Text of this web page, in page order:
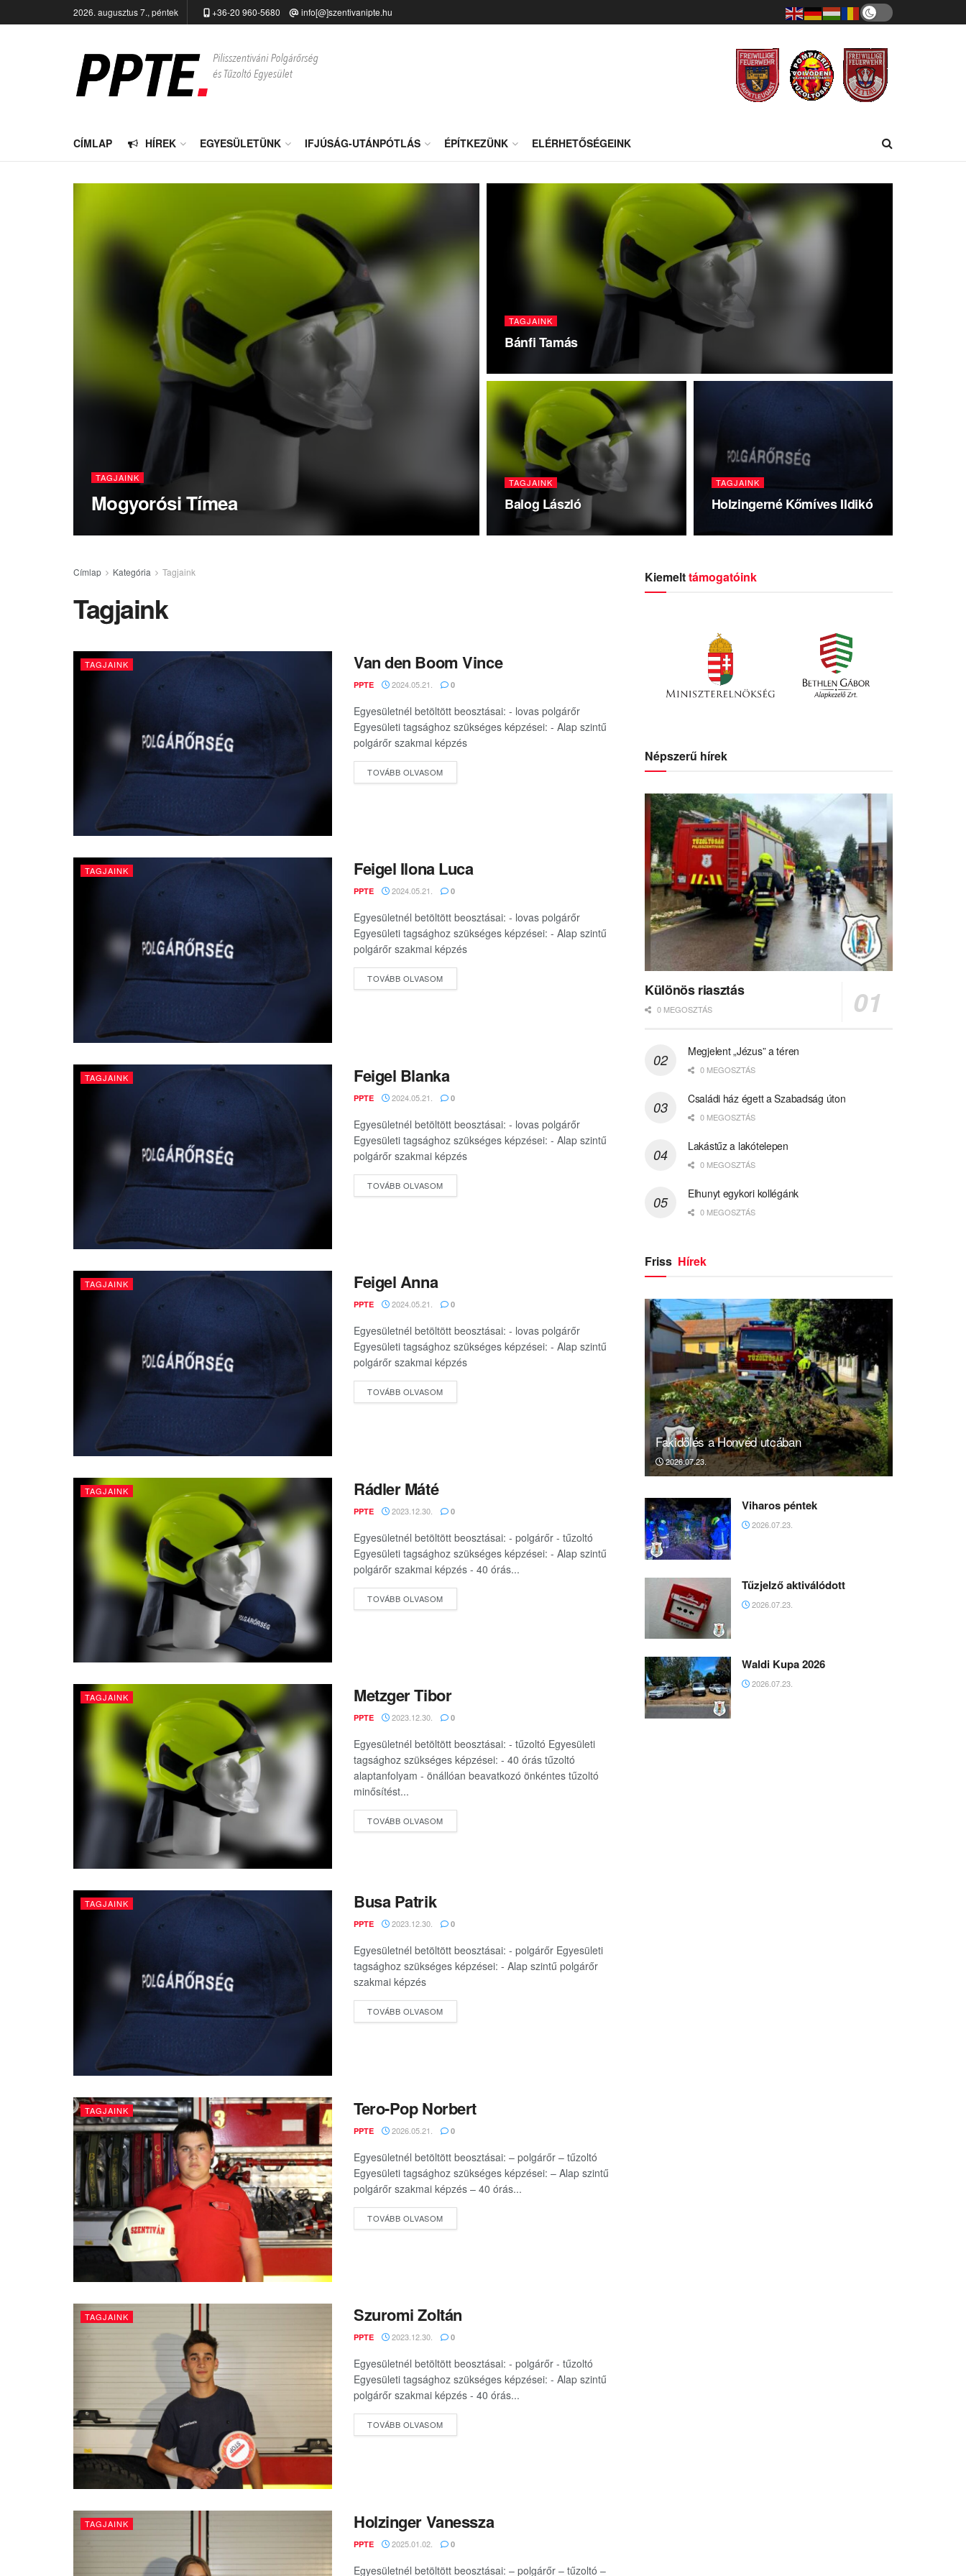
2026. augusztus 7., péntek +36-20 960-5680 info[@]szentivanipte.hu
CÍMLAP HÍREK EGYESÜLETÜNK IFJÚSÁG-UTÁNPÓTLÁS ÉPÍTKEZÜNK ELÉRHETŐSÉGEINK
TAGJAINK
Mogyorósi Tímea
TAGJAINK
Bánfi Tamás
TAGJAINK
Balog László
TAGJAINK
Holzingerné Kőmíves Ildikó
Címlap Kategória Tagjaink
Tagjaink
TAGJAINK Van den Boom Vince
PPTE 2024.05.21. 0
Egyesületnél betöltött beosztásai: - lovas polgárőr
Egyesületi tagsághoz szükséges képzései: - Alap szintű
polgárőr szakmai képzés
TOVÁBB OLVASOMDETAILS
TAGJAINK Feigel Ilona Luca
PPTE 2024.05.21. 0
Egyesületnél betöltött beosztásai: - lovas polgárőr
Egyesületi tagsághoz szükséges képzései: - Alap szintű
polgárőr szakmai képzés
TOVÁBB OLVASOMDETAILS
TAGJAINK Feigel Blanka
PPTE 2024.05.21. 0
Egyesületnél betöltött beosztásai: - lovas polgárőr
Egyesületi tagsághoz szükséges képzései: - Alap szintű
polgárőr szakmai képzés
TOVÁBB OLVASOMDETAILS
TAGJAINK Feigel Anna
PPTE 2024.05.21. 0
Egyesületnél betöltött beosztásai: - lovas polgárőr
Egyesületi tagsághoz szükséges képzései: - Alap szintű
polgárőr szakmai képzés
TOVÁBB OLVASOMDETAILS
TAGJAINK Rádler Máté
PPTE 2023.12.30. 0
Egyesületnél betöltött beosztásai: - polgárőr - tűzoltó
Egyesületi tagsághoz szükséges képzései: - Alap szintű
polgárőr szakmai képzés - 40 órás...
TOVÁBB OLVASOMDETAILS
TAGJAINK Metzger Tibor
PPTE 2023.12.30. 0
Egyesületnél betöltött beosztásai: - tűzoltó Egyesületi
tagsághoz szükséges képzései: - 40 órás tűzoltó
alaptanfolyam - önállóan beavatkozó önkéntes tűzoltó
minősítést...
TOVÁBB OLVASOMDETAILS
TAGJAINK Busa Patrik
PPTE 2023.12.30. 0
Egyesületnél betöltött beosztásai: - polgárőr Egyesületi
tagsághoz szükséges képzései: - Alap szintű polgárőr
szakmai képzés
TOVÁBB OLVASOMDETAILS
TAGJAINK Tero-Pop Norbert
PPTE 2026.05.21. 0
Egyesületnél betöltött beosztásai: – polgárőr – tűzoltó
Egyesületi tagsághoz szükséges képzései: – Alap szintű
polgárőr szakmai képzés – 40 órás...
TOVÁBB OLVASOMDETAILS
TAGJAINK Szuromi Zoltán
PPTE 2023.12.30. 0
Egyesületnél betöltött beosztásai: - polgárőr - tűzoltó
Egyesületi tagsághoz szükséges képzései: - Alap szintű
polgárőr szakmai képzés - 40 órás...
TOVÁBB OLVASOMDETAILS
TAGJAINK Holzinger Vanessza
PPTE 2025.01.02. 0
Egyesületnél betöltött beosztásai: – polgárőr – tűzoltó –
Kiemelttámogatóink
Népszerű hírek
Különös riasztás
0 MEGOSZTÁS
Megjelent „Jézus” a téren
0 MEGOSZTÁS
Családi ház égett a Szabadság úton
0 MEGOSZTÁS
Lakástűz a lakótelepen
0 MEGOSZTÁS
Elhunyt egykori kollégánk
0 MEGOSZTÁS
Friss Hírek
Fakidőlés a Honvéd utcában
2026.07.23.
Viharos péntek
2026.07.23.
Tűzjelző aktiválódott
2026.07.23.
Waldi Kupa 2026
2026.07.23.